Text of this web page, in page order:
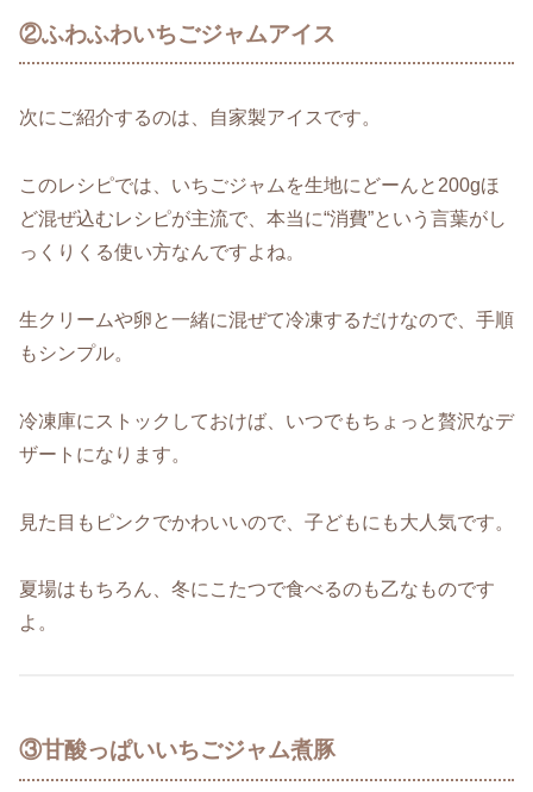
②ふわふわいちごジャムアイス
次にご紹介するのは、自家製アイスです。
このレシピでは、いちごジャムを生地にどーんと200gほ
ど混ぜ込むレシピが主流で、本当に“消費”という言葉がし
っくりくる使い方なんですよね。
生クリームや卵と一緒に混ぜて冷凍するだけなので、手順
もシンプル。
冷凍庫にストックしておけば、いつでもちょっと贅沢なデ
ザートになります。
見た目もピンクでかわいいので、子どもにも大人気です。
夏場はもちろん、冬にこたつで食べるのも乙なものです
よ。
③甘酸っぱいいちごジャム煮豚